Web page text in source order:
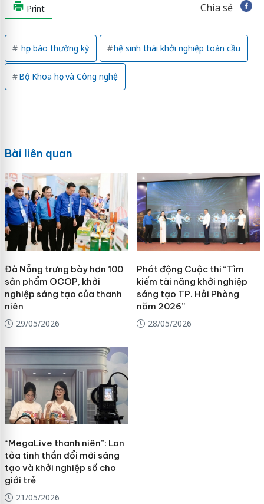
Print Chia sẻ
họp báo thường kỳ hệ sinh thái khởi nghiệp toàn cầu
Bộ Khoa học và Công nghệ
Bài liên quan
Đà Nẵng trưng bày hơn 100
sản phẩm OCOP, khởi
nghiệp sáng tạo của thanh
niên
29/05/2026
Phát động Cuộc thi “Tìm
kiếm tài năng khởi nghiệp
sáng tạo TP. Hải Phòng
năm 2026”
28/05/2026
“MegaLive thanh niên”: Lan
tỏa tinh thần đổi mới sáng
tạo và khởi nghiệp số cho
giới trẻ
21/05/2026